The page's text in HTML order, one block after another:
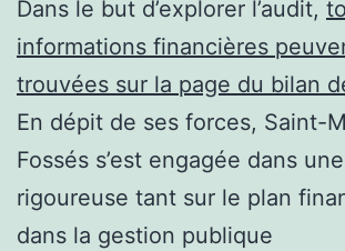
Dans le but d’explorer l’audit,
informations financières
trouvées sur la page du bilan
En dépit de ses forces, Saint-
Fossés s’est engagée dans
rigoureuse tant sur le plan
dans la gestion publique